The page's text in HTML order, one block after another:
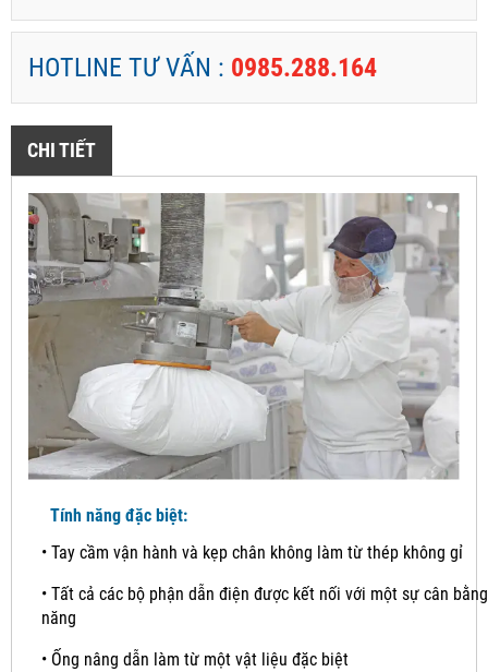
HOTLINE TƯ VẤN : 0985.288.164
CHI TIẾT
Tính năng đặc biệt:
• Tay cầm vận hành và kẹp chân không làm từ thép không gỉ
• Tất cả các bộ phận dẫn điện được kết nối với một sự cân
năng
• Ống nâng dẫn làm từ một vật liệu đặc biệt